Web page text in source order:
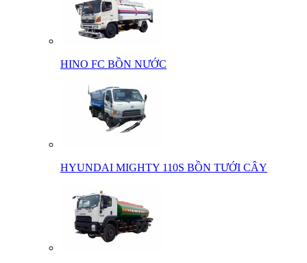
HINO FC BỒN NƯỚC
HYUNDAI MIGHTY 110S BỒN TƯỚI CÂY